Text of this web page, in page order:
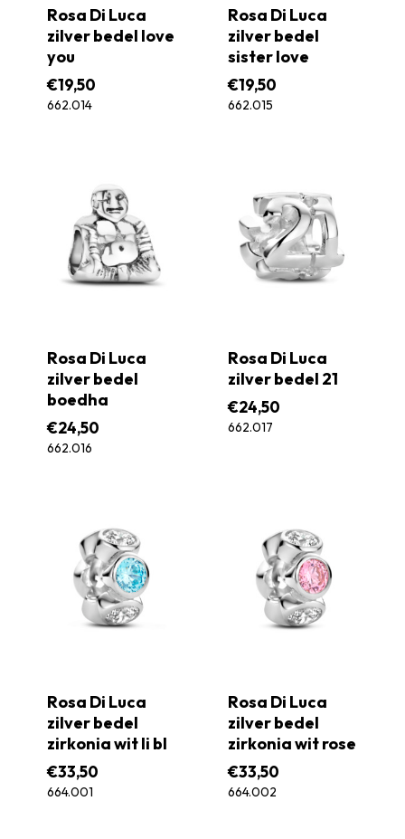
Rosa Di Luca
zilver bedel love
you
€19,50
662.014
Rosa Di Luca
zilver bedel
sister love
€19,50
662.015
Rosa Di Luca
zilver bedel
boedha
€24,50
662.016
Rosa Di Luca
zilver bedel 21
€24,50
662.017
Rosa Di Luca
zilver bedel
zirkonia wit li bl
€33,50
664.001
Rosa Di Luca
zilver bedel
zirkonia wit rose
€33,50
664.002